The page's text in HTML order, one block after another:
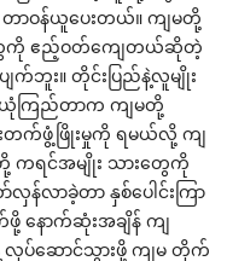
တာဝန်ယူပေးတယ်။ ကျမတို့
ေကို ဧည့်ဝတ်ကျေတယ်ဆိုတဲ့
ဘူး။ တိုင်းပြည်နဲ့လူမျိုး
ကြည်တာက ကျမတို့
တိုးတက်ဖွံ့ဖြိုးမှုကို ရမယ်လို့ ကျ
ကရင်အမျိုး သားတွေကို
န်လာခဲ့တာ နှစ်ပေါင်းကြာ
နောက်ဆုံးအချိန် ကျ
ဆောင်သွားဖို့ ကျမ တိုက်